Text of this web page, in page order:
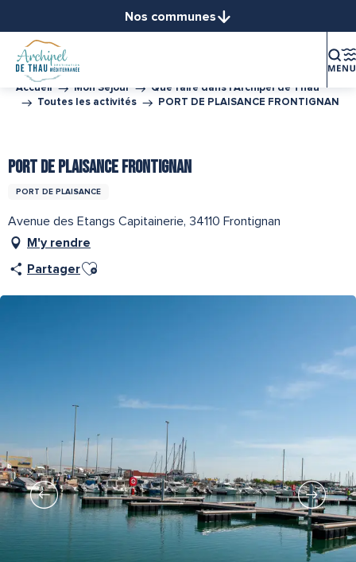
contenu
principal
Nos communes
Bouzigues
Frontignan
Marseillan
Mireval
Accueil Mon Séjour
Que faire dans l’Archipel de Thau
Toutes les activités
PORT DE PLAISANCE FRONTIGNAN
PORT DE PLAISANCE FRONTIGNAN
PORT DE PLAISANCE
Avenue des Etangs Capitainerie, 34110 Frontignan
M'y rendre
PartagerAjouter aux favoris